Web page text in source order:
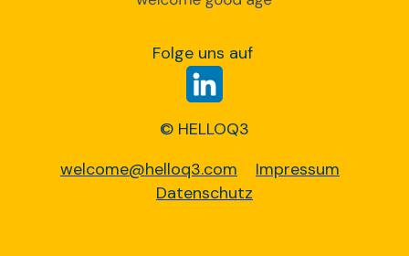
Folge uns auf
© HELLOQ3
welcome@helloq3.com
Impressum
Datenschutz